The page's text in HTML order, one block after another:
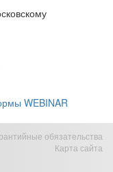
WEBINAR
обязательства
Карта сайта